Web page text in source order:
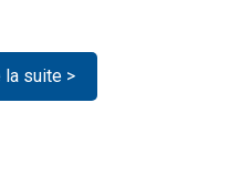
la suite >